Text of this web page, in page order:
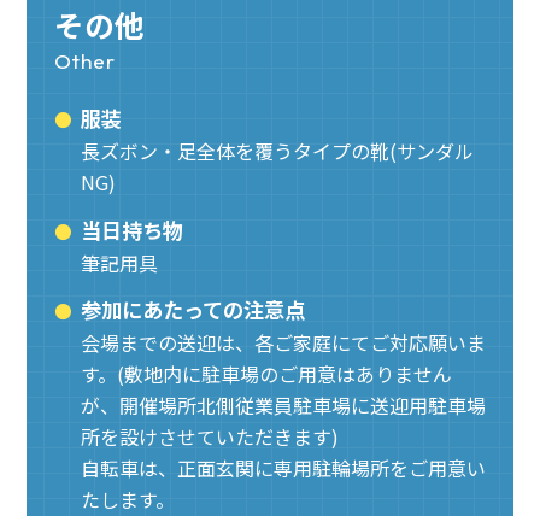
その他
Other
服装
長ズボン・足全体を覆うタイプの靴(サンダル
NG)
当日持ち物
筆記用具
参加にあたっての注意点
会場までの送迎は、各ご家庭にてご対応願いま
す。(敷地内に駐車場のご用意はありません
が、開催場所北側従業員駐車場に送迎用駐車場
所を設けさせていただきます)
自転車は、正面玄関に専用駐輪場所をご用意い
たします。